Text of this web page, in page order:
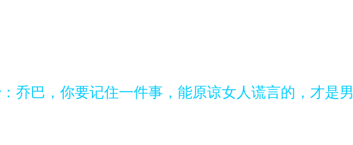
乔巴，你要记住一件事，能原谅女人谎言的，才是男